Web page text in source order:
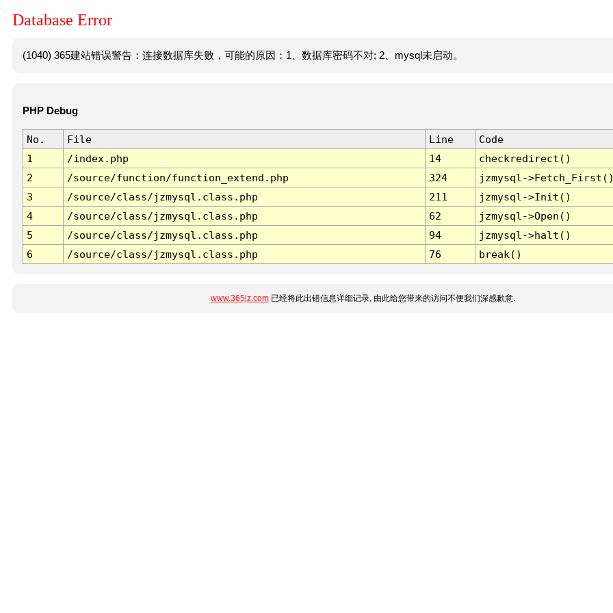
Database Error
(1040) 365建站错误警告：连接数据库失败，可能的原因：1、数据库密码不对; 2、mysql未启动。
PHP Debug
No. File Line
Code
1
/index.php 14
checkredirect()
2
/source/function/function_extend.php 324
jzmysql-
3
/source/class/jzmysql.class.php 211
jzmysql->Init()
4
/source/class/jzmysql.class.php 62
jzmysql->Open()
5
/source/class/jzmysql.class.php 94
jzmysql->halt()
6
/source/class/jzmysql.class.php 76 break()
www.365jz.com已经将此出错信息详细记录, 由此给您带来的访问不便我们深感歉意.